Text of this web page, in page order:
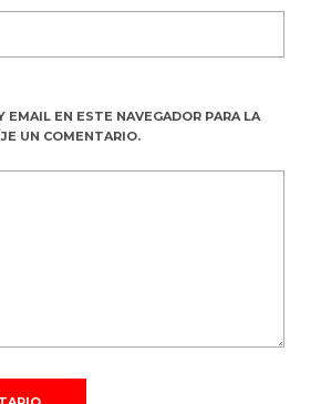
EMAIL EN ESTE NAVEGADOR PARA LA
UN COMENTARIO.